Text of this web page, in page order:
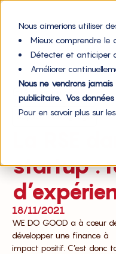
Nous aimerions utiliser
Mieux comprendre le
Détecter et anticiper
Améliorer
Nous ne vendrons
publicitaire. Vos données
Pour en savoir plus sur
Impact,Témoignages
startup :
18/11/2021
WE DO GOOD a à cœur
développer une finance à
impact positif. C’est donc